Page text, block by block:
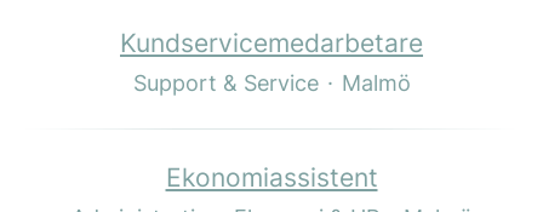
Kundservicemedarbetare
Support & Service · Malmö
Ekonomiassistent